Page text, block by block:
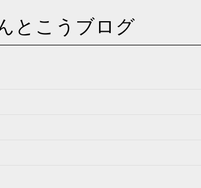
んとこうブログ